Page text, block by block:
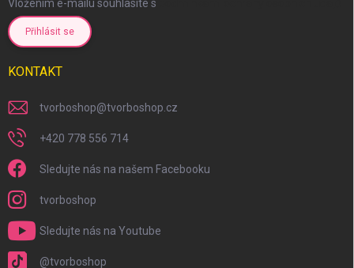
Vložením e-mailu souhlasíte s
Přihlásit se
KONTAKT
tvorboshop@tvorboshop.cz
+420 778 556 714
Sledujte nás na našem Facebooku
tvorboshop
Sledujte nás na Youtube
@tvorboshop